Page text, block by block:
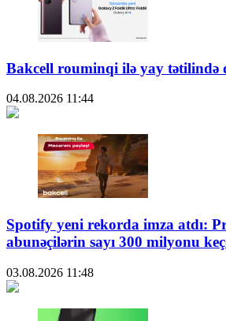
Bakcell rouminqi ilə yay tətilində
04.08.2026 11:44
Spotify yeni rekorda imza atdı:
abunəçilərin sayı 300 milyonu
03.08.2026 11:48